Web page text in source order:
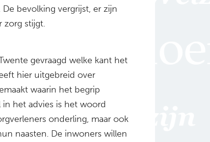
bevolking vergrijst, er zijn
zorg stijgt.
gevraagd welke kant het
hier uitgebreid over
waarin het begrip
in het advies is het woord
onderling, maar ook
naasten. De inwoners willen